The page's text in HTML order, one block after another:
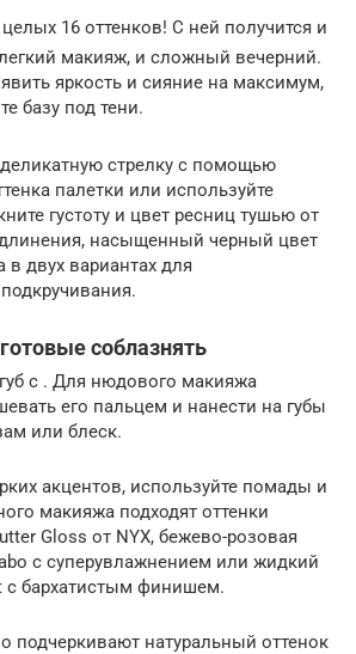
16 оттенков! С ней получится и
макияж, и сложный вечерний.
яркость и сияние на максимум,
базу под тени.
стрелку с помощью
палетки или используйте
густоту и цвет ресниц тушью от
насыщенный черный цвет
в двух вариантах для
соблазнять
с . Для нюдового макияжа
его пальцем и нанести на губы
или блеск.
акцентов, используйте помады и
макияжа подходят оттенки
Gloss от NYX, бежево-розовая
с суперувлажнением или жидкий
с бархатистым финишем.
подчеркивают натуральный оттенок